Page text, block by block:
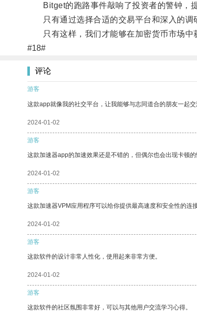
Bitget的跑路事件敲响了投资者的警钟，提
只有通过选择合适的交易平台和深入的调
只有这样，我们才能够在加密货币市场中
#18#
评论
游客
这款app就像我的社交平台，让我能够与志同道合的朋友一起交
2024-01-02
游客
这款加速器app的加速效果还是不错的，但偶尔也会出现卡顿的
2024-01-02
游客
这款加速器VPM应用程序可以给你提供最高速度和安全性的连
2024-01-02
游客
这款软件的设计非常人性化，使用起来非常方便。
2024-01-02
游客
这款软件的社区氛围非常好，可以与其他用户交流学习心得。